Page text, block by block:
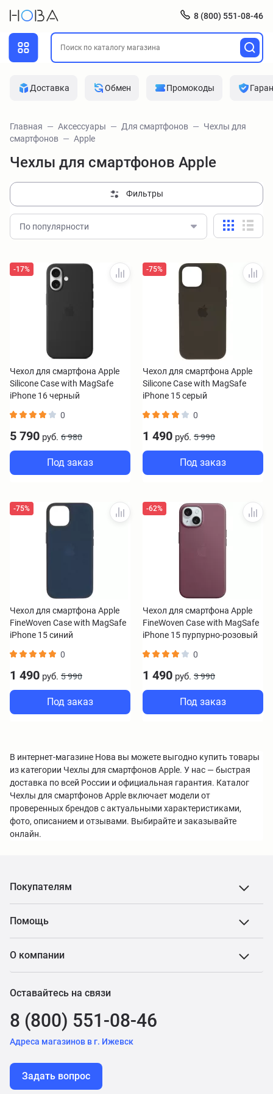
8 (800) 551-08-46
Доставка Обмен Промокоды
Главная Аксессуары Для смартфонов
Чехлы для
смартфонов
Apple
Чехлы для смартфонов Apple
Фильтры
По популярности
-17%
Чехол для смартфона Apple
Silicone Case with MagSafe
iPhone 16 черный
0
5 790 руб. 6 980
Под заказ
-75%
Чехол для смартфона Apple
Silicone Case with MagSafe
iPhone 15 серый
0
1 490 руб. 5 990
Под заказ
-75%
Чехол для смартфона Apple
FineWoven Case with MagSafe
iPhone 15 синий
0
1 490 руб. 5 990
Под заказ
-62%
Чехол для смартфона Apple
FineWoven Case with MagSafe
iPhone 15 пурпурно-розовый
0
1 490 руб. 3 990
Под заказ
В интернет-магазине Нова вы можете выгодно купить товары
из категории Чехлы для смартфонов Apple. У нас — быстрая
доставка по всей России и официальная гарантия. Каталог
Чехлы для смартфонов Apple включает модели от
проверенных брендов с актуальными характеристиками,
фото, описанием и отзывами. Выбирайте и заказывайте
онлайн.
Покупателям
Помощь
О компании
Оставайтесь на связи
8 (800) 551-08-46
Адреса магазинов в г. Ижевск
Задать вопрос